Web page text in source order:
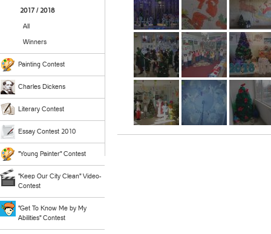
2017 / 2018
All
Winners
Painting Contest
Charles Dickens
Literary Contest
Essay Contest 2010
"Young Painter" Contest
"Keep Our City Clean" Video-
Contest
"Get To Know Me by My
Abilities" Contest